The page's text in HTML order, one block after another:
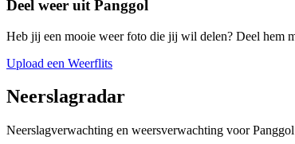
Deel weer uit Panggol
Heb jij een mooie weer foto die jij wil delen? Deel hem
Upload een Weerflits
Neerslagradar
Neerslagverwachting en weersverwachting voor Panggol